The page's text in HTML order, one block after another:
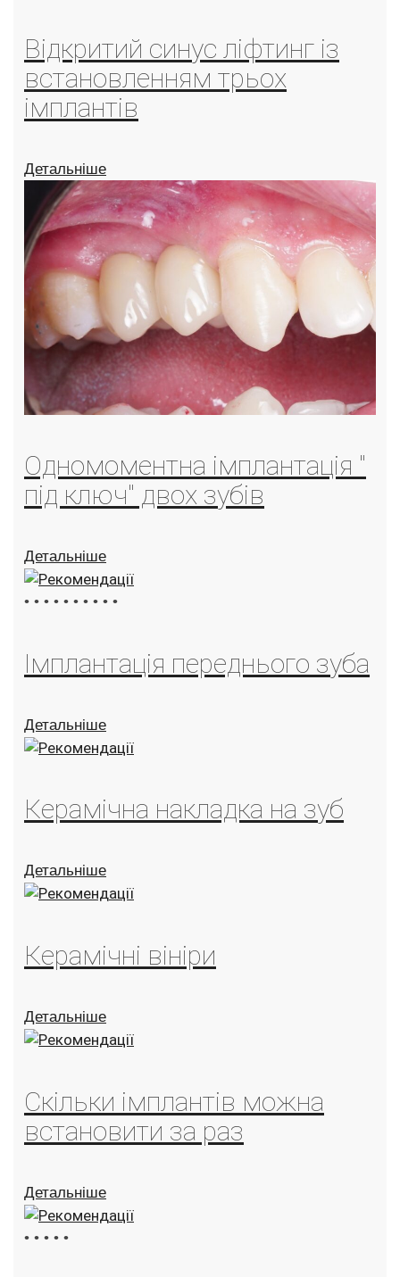
Відкритий синус ліфтинг із
встановленням трьох
імплантів
Детальніше
Одномоментна імплантація "
під ключ" двох зубів
Детальніше
• • • • • • • • • •
Імплантація переднього зуба
Детальніше
Керамічна накладка на зуб
Детальніше
Керамічні вініри
Детальніше
Скільки імплантів можна
встановити за раз
Детальніше
• • • • •